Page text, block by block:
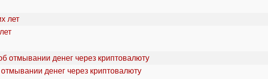
денег через криптовалюту